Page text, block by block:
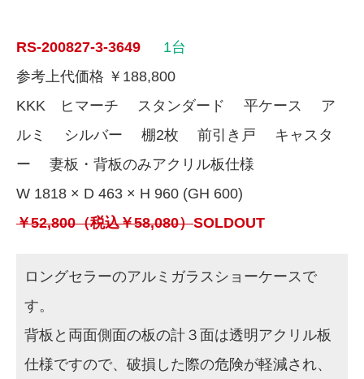
RS-200827-3-3649
1台
参考上代価格 ￥188,800
KKK ヒマーチ スタンダード 平ケース ア
ルミ シルバー 棚2枚 前引き戸 キャスタ
ー 妻板・背板のみアクリル板仕様
W 1818 × D 463 × H 960 (GH 600)
￥52,800（税込￥58,080）SOLDOUT
ロングセラーのアルミガラスショーケースで
す。
背板と両面側面の板の計３面は透明アクリル板
仕様ですので、破損した際の危険が軽減され、